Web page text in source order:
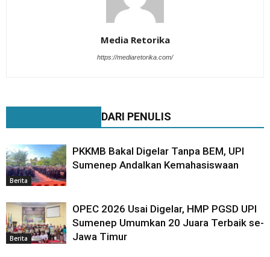
Media Retorika
https://mediaretorika.com/
DARI PENULIS
Berita
PKKMB Bakal Digelar Tanpa BEM, UPI
Sumenep Andalkan Kemahasiswaan
Berita
OPEC 2026 Usai Digelar, HMP PGSD UPI
Sumenep Umumkan 20 Juara Terbaik se-
Jawa Timur